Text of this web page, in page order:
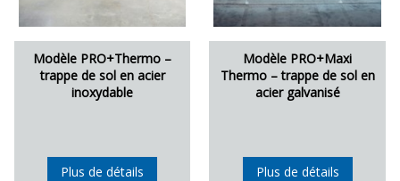
Modèle PRO+Thermo –
trappe de sol en acier
inoxydable
Plus de détails
Modèle PRO+Maxi
Thermo – trappe de sol en
acier galvanisé
Plus de détails